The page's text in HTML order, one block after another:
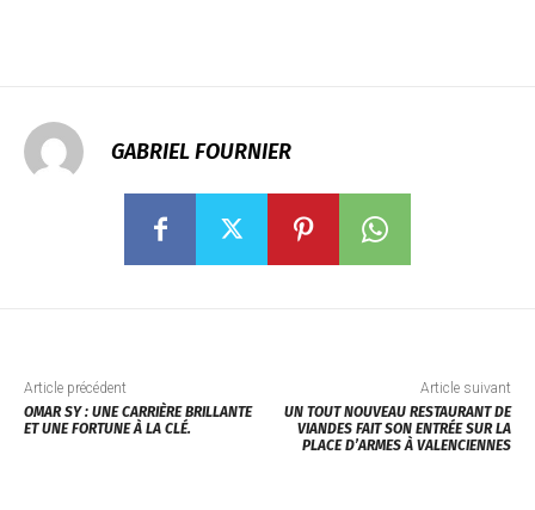
GABRIEL FOURNIER
Article précédent
OMAR SY : UNE CARRIÈRE BRILLANTE
ET UNE FORTUNE À LA CLÉ.
Article suivant
UN TOUT NOUVEAU RESTAURANT DE
VIANDES FAIT SON ENTRÉE SUR LA
PLACE D’ARMES À VALENCIENNES